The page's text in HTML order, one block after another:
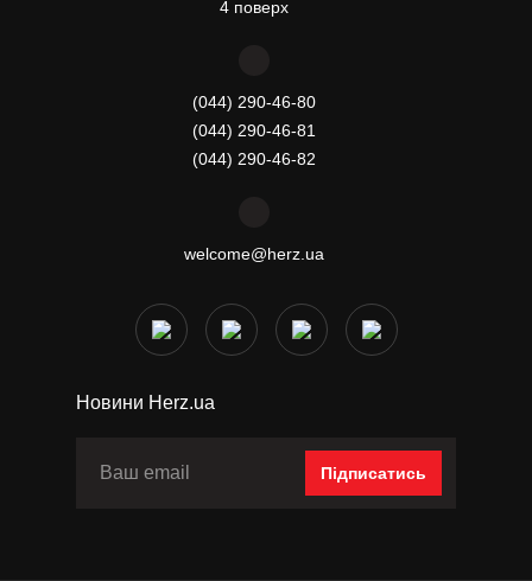
4 поверх
(044) 290-46-80
(044) 290-46-81
(044) 290-46-82
welcome@herz.ua
Новини Herz.ua
Підписатись